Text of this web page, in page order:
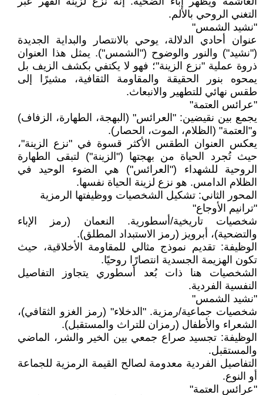
التغني الروحي بالألم.
"نشيد الشمس"
عنوان أحادي الدلالة، يوحي بالانتصار والبداية الجديدة
("نشيد") والنور والوضوح ("الشمس"). يمثل هذا العنوان
ذروة عملية "نزع الزينة"؛ فهو لا يكتفي بكشف الزيف بل
يمحوه بنور الحقيقة والمقاومة الثقافية، مشيرًا إلى
طقس نهائي للتطهير والانبعاث.
"عرائس العتمة"
يجمع بين نقيضين: "العرائس" (البهجة، الطهارة، الزفاف)
و"العتمة" (الظلام، الموت، الحصار).
يعكس العنوان الطقس الأكثر قسوة في "نزع الزينة"،
حيث تُجرد الحياة من بهجتها ("الزينة") لتبقى الطهارة
الروحية للشهداء ("العرائس") هي الضوء الوحيد في
الظلام الدامس. هو نزع لزينة الحياة نفسها.
المحور الثاني: تشكيل الشخصيات ووظيفتها الرمزية
"ترانيم الأوجاع"
شخصيات تاريخية/أسطورية. النعمان (رمز الإباء
والتضحية)، أبرويز (رمز الاستبداد المطلق).
الوظيفة: تقديم نموذج مثالي للمقاومة الأخلاقية، حيث
تكون الهزيمة الجسدية انتصارًا روحيًا.
الشخصيات هنا ذات بُعد أسطوري يتجاوز التفاصيل
النفسية الفردية.
"نشيد الشمس"
شخصيات جماعية/رمزية. "الدخلاء" (رمز الغزو الثقافي)،
الشعراء والأطفال (رمزان للتراث والمستقبل).
الوظيفة: تجسيد صراع جمعي بين الخير والشر، الماضي
والمستقبل.
التفاصيل الفردية معدومة لصالح القيمة الرمزية للجماعة
أو النوع.
"عرائس العتمة"